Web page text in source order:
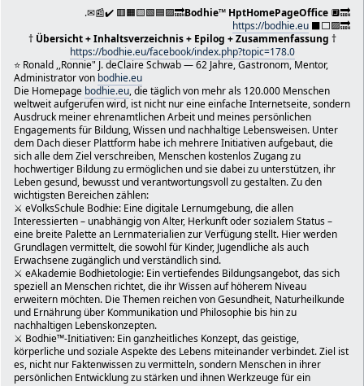
Wenn Sie Interesse an meinem beruflichen Werdegang
stolz darauf, meine Erfahrungen und Qualifikationen als
der Gastronomie darzulegen. Mein Lebenslauf ist unter
verfügbar: https://bodhie.eu/simple/index.php/
Ich bin auch in den Bereichen Kunst und
und engagiere mich ehrenamtlich für verschiedene
Als Coach und Gesundheitsberater bin ich bestrebt,
und sie auf ihrem Weg zu begleiten. Mein Ansatz basiert
und persönlicher Weiterentwicklung.
Zusätzlich zu meinen vielfältigen Interessen und
der Obmann des Underground Life Club und Chairman
Ronald Schwab. Der Underground Life Club (ULC) ist eine
Organisation in Wien und Österreich, und Sie können
Aktivitäten unter diesem Link erfahren:
https://bodhie.eu/simple/index.php/topic,359.0.html.
Erbitte hiermit eine 💳 Platzkarte
für den
FünfHaus Park Fünhaus Park
Keine Rezensionen · Park
"Freie Zone!. (☡one) - "Freie Zone FünfHaus Park!. (☡one
-
1,20 km · Clementinengasse 14
(siehe auch die "kleine" Bühne im FünfHaus Park)!
Wien-Fünfhaus/Vienna-Österreich/Austria 🇦🇹 EU 🇪🇺
🎼 🥁 🎤 🎸 🎹 🎷 🪕 🎺 🪘 🪗 🔊
🎸 MyGitarren 🎸 Epiphone DOT Studio WB†Limited Edition
.✉📰✔️ 🟥🟧🟨🟩🟦🟪🔜Bodhie™ HptHomePageOffice 🔲🔜
https://bodhie.eu ⬛️⬜️🟪🔜
† Übersicht + Inhaltsverzeichnis + Epilog + Zusammenfassung †
https://bodhie.eu/facebook/index.php?topic=178.0
⭐️ Ronald ,,Ronnie" J. deClaire Schwab — 62 Jahre, Gastronom, Mentor,
Administrator von bodhie.eu
Die Homepage bodhie.eu, die täglich von mehr als 120.000 Menschen
weltweit aufgerufen wird, ist nicht nur eine einfache Internetseite, sondern
Ausdruck meiner ehrenamtlichen Arbeit und meines persönlichen
Engagements für Bildung, Wissen und nachhaltige Lebensweisen. Unter
dem Dach dieser Plattform habe ich mehrere Initiativen aufgebaut, die
sich alle dem Ziel verschreiben, Menschen kostenlos Zugang zu
hochwertiger Bildung zu ermöglichen und sie dabei zu unterstützen, ihr
Leben gesund, bewusst und verantwortungsvoll zu gestalten. Zu den
wichtigsten Bereichen zählen:
⚔ eVolksSchule Bodhie: Eine digitale Lernumgebung, die allen
Interessierten – unabhängig von Alter, Herkunft oder sozialem Status –
eine breite Palette an Lernmaterialien zur Verfügung stellt. Hier werden
Grundlagen vermittelt, die sowohl für Kinder, Jugendliche als auch
Erwachsene zugänglich und verständlich sind.
⚔ eAkademie Bodhietologie: Ein vertiefendes Bildungsangebot, das sich
speziell an Menschen richtet, die ihr Wissen auf höherem Niveau
erweitern möchten. Die Themen reichen von Gesundheit, Naturheilkunde
und Ernährung über Kommunikation und Philosophie bis hin zu
nachhaltigen Lebenskonzepten.
⚔ Bodhie™-Initiativen: Ein ganzheitliches Konzept, das geistige,
körperliche und soziale Aspekte des Lebens miteinander verbindet. Ziel ist
es, nicht nur Faktenwissen zu vermitteln, sondern Menschen in ihrer
persönlichen Entwicklung zu stärken und ihnen Werkzeuge für ein